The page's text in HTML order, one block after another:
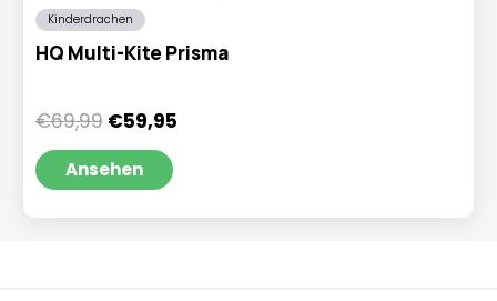
Kinderdrachen
HQ Multi-Kite Prisma
€69,99 Ursprünglicher
Preis
war:
€69,99
€59,95Aktueller
Ansehen